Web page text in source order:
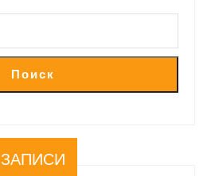
Поиск
ЗАПИСИ